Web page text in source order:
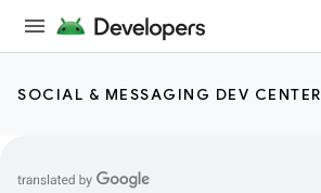
SOCIAL & MESSAGING DEV CENTER